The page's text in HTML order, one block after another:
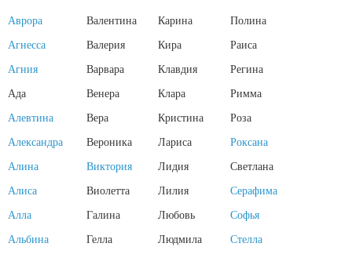
Аврора Валентина Карина
Полина
Агнесса
Валерия Кира
Раиса
Агния
Варвара Клавдия
Регина
Ада
Венера Клара
Римма
Алевтина
Вера Кристина
Роза
Александра
Вероника Лариса
Роксана
Алина
Виктория Лидия
Светлана
Алиса
Виолетта Лилия
Серафима
Алла
Галина Любовь
Софья
Альбина
Гелла Людмила
Стелла